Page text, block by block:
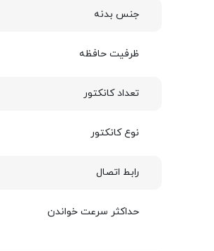
جنس بدنه
ظرفیت حافظه
تعداد کانکتور
نوع کانکتور
رابط اتصال
حداکثر سرعت خواندن